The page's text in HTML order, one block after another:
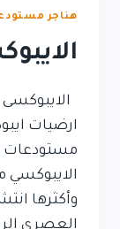
هناجر
ارضيات
مستودعات
الايبوكسي
وأكثرها
العصري